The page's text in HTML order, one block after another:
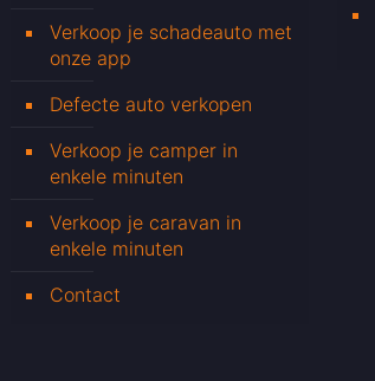
Verkoop je schadeauto met
onze app
Defecte auto verkopen
Verkoop je camper in
enkele minuten
Verkoop je caravan in
enkele minuten
Contact